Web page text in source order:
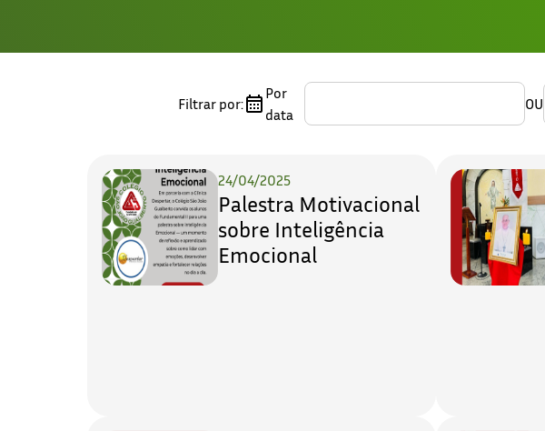
Filtrar por:
Por
data
OU
24/04/2025
Palestra Motivacional
sobre Inteligência
Emocional